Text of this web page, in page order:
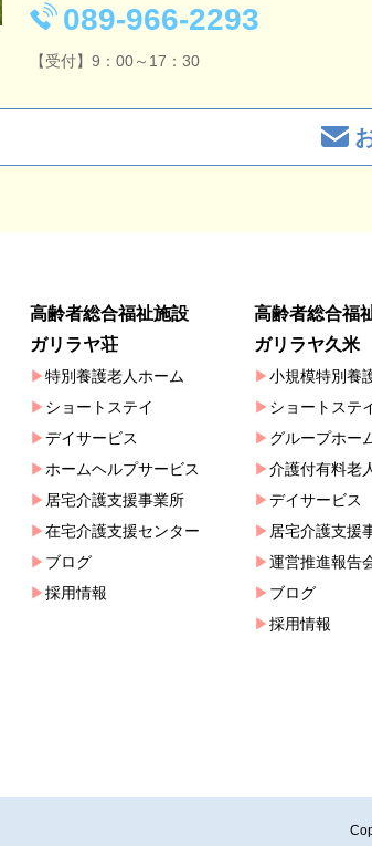
089-966-2293
【受付】9：00～17：30
高齢者総合福祉施設
ガリラヤ荘
特別養護老人ホーム
ショートステイ
デイサービス
ホームヘルプサービス
居宅介護支援事業所
在宅介護支援センター
ブログ
採用情報
高齢者総合福
ガリラヤ久米
小規模特別養
ショートステ
グループホー
介護付有料老
デイサービス
居宅介護支援
運営推進報告
ブログ
採用情報